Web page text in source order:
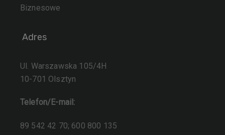
Biznesowe
Adres
Ul. Warszawska 105/4H
10-701 Olsztyn
Telefon/E-mail:
89 542 42 70; 600 800 135